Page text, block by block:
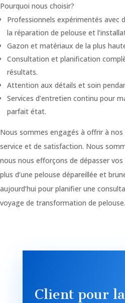
Pourquoi nous choisir?
Professionnels expérimentés avec
la réparation de pelouse et
Gazon et matériaux de la plus
Consultation et planification
résultats.
Attention aux détails et soin
Services d’entretien continu pour
parfait état.
Nous sommes engagés à offrir à
service et de satisfaction. Nous
nous nous efforçons de dépasser
plus d’une pelouse dépareillée et
aujourd’hui pour planifier une
voyage de transformation de pelouse.
Client pour